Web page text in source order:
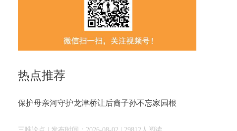
热点推荐
保护母亲河守护龙津桥让后裔子孙不忘家园根